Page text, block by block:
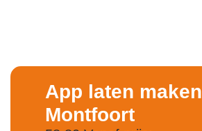
App laten maken
Montfoort